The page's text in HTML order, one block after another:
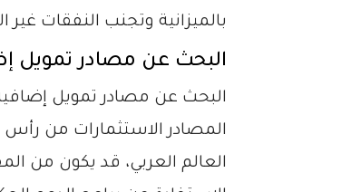
بالميزانية وتجنب النفقات
البحث عن مصادر تمويل
البحث عن مصادر تمويل
المصادر الاستثمارات من رأس
العالم العربي، قد يكون من